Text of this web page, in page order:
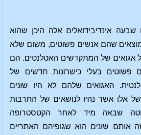
אינדיבידואלים אלה היכן שהוא
מוצאים שהם אנשים פשוטים, משום שלא
אגואים של המתקדשים האטלנטים. הם
פשוטים בעלי כישרונות חדשים של
האגואים שלהם לא היו שונים
אלו אשר נהיו לנושאים של התרבות
שבאה מיד לאחר הקטסטרופה
אותם שונים הוא שגופיהם האתריים